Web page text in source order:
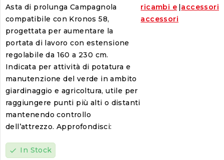
Asta di prolunga Campagnola
compatibile con Kronos 58,
progettata per aumentare la
portata di lavoro con estensione
regolabile da 160 a 230 cm.
Indicata per attività di potatura e
manutenzione del verde in ambito
giardinaggio e agricoltura, utile per
raggiungere punti più alti o distanti
mantenendo controllo
dell’attrezzo. Approfondisci:
ricambi e
accessori
|accessori
check In Stock